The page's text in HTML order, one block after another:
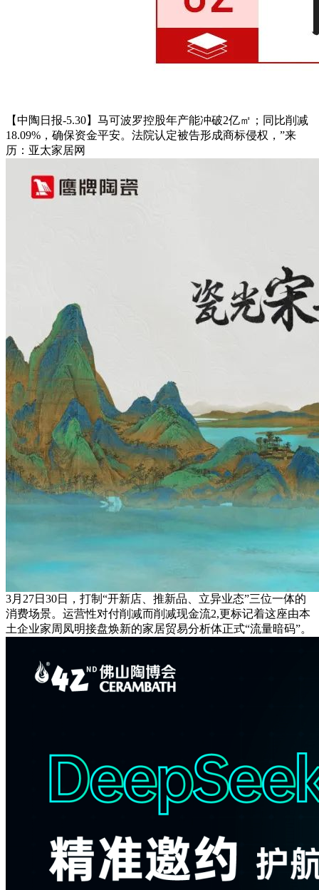
【中陶日报-5.30】马可波罗控股年产能冲破2亿㎡；同比削减
18.09%，确保资金平安。法院认定被告形成商标侵权，”来
历：亚太家居网
3月27日30日，打制“开新店、推新品、立异业态”三位一体的
消费场景。运营性对付削减而削减现金流2,更标记着这座由本
土企业家周凤明接盘焕新的家居贸易分析体正式“流量暗码”。